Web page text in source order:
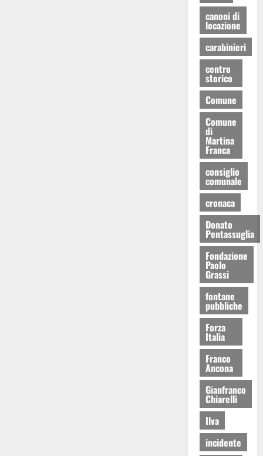
canoni di
locazione
carabinieri
centro
storico
Comune
Comune
di
Martina
Franca
consiglio
comunale
cronaca
Donato
Pentassuglia
Fondazione
Paolo
Grassi
fontane
pubbliche
Forza
Italia
Franco
Ancona
Gianfranco
Chiarelli
Ilva
incidente